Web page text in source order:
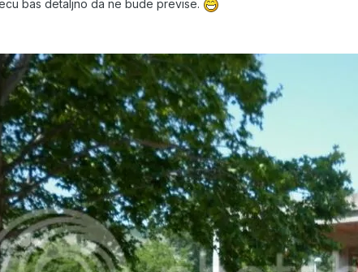
bas detaljno da ne bude previse.